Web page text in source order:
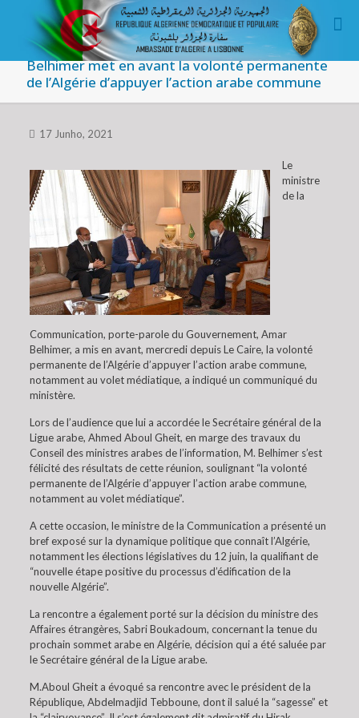
Belhimer met en avant la volonté permanente
de l’Algérie d’appuyer l’action arabe commune
17 Junho, 2021
Le
ministre
de la
Communication, porte-parole du Gouvernement, Amar
Belhimer, a mis en avant, mercredi depuis Le Caire, la volonté
permanente de l’Algérie d’appuyer l’action arabe commune,
notamment au volet médiatique, a indiqué un communiqué du
ministère.
Lors de l’audience que lui a accordée le Secrétaire général de la
Ligue arabe, Ahmed Aboul Gheit, en marge des travaux du
Conseil des ministres arabes de l’information, M. Belhimer s’est
félicité des résultats de cette réunion, soulignant “la volonté
permanente de l’Algérie d’appuyer l’action arabe commune,
notamment au volet médiatique”.
A cette occasion, le ministre de la Communication a présenté un
bref exposé sur la dynamique politique que connaît l’Algérie,
notamment les élections législatives du 12 juin, la qualifiant de
“nouvelle étape positive du processus d’édification de la
nouvelle Algérie”.
La rencontre a également porté sur la décision du ministre des
Affaires étrangères, Sabri Boukadoum, concernant la tenue du
prochain sommet arabe en Algérie, décision qui a été saluée par
le Secrétaire général de la Ligue arabe.
M.Aboul Gheit a évoqué sa rencontre avec le président de la
République, Abdelmadjid Tebboune, dont il salué la “sagesse” et